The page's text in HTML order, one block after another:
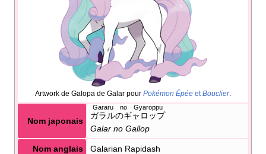
Artwork de Galopa de Galar pour Pokémon Épée et Bouclier.
Nom japonais
ガラルのギャロップ
Gararu no Gyaroppu
Galar no Gallop
Nom anglais Galarian Rapidash